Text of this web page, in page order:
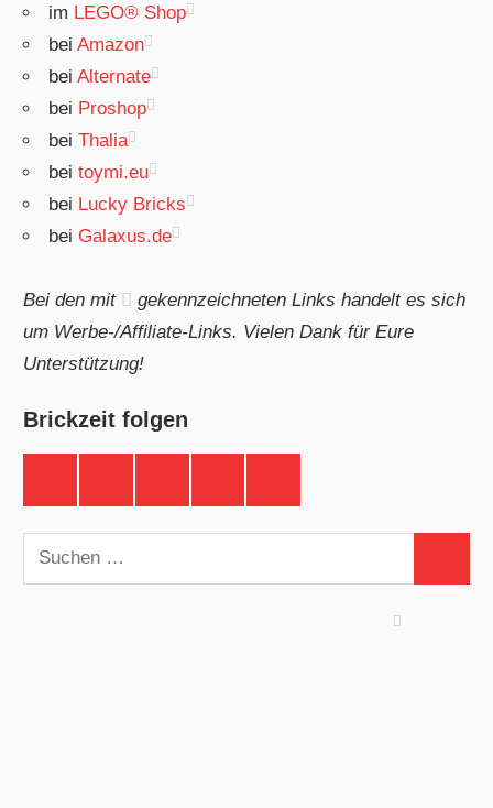
im LEGO® Shop
beiAmazon
beiAlternate
bei Proshop
beiThalia
beitoymi.eu
bei Lucky Bricks
bei Galaxus.de
Bei den mit
gekennzeichneten Links handelt es sich
um Werbe-/Affiliate-Links. Vielen Dank für Eure
Unterstützung!
Brickzeit folgen
Suchen
nach: